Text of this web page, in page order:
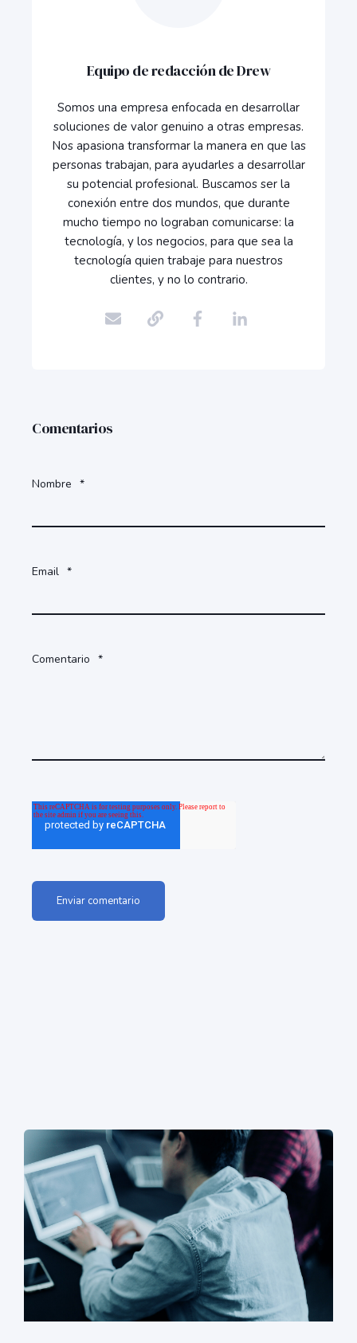
Equipo de redacción de Drew
Somos una empresa enfocada en desarrollar
soluciones de valor genuino a otras empresas.
Nos apasiona transformar la manera en que las
personas trabajan, para ayudarles a desarrollar
su potencial profesional. Buscamos ser la
conexión entre dos mundos, que durante
mucho tiempo no lograban comunicarse: la
tecnología, y los negocios, para que sea la
tecnología quien trabaje para nuestros
clientes, y no lo contrario.
Comentarios
Nombre *
Email *
Comentario *